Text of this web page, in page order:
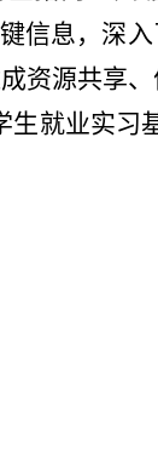
信息，深
资源共享
生就业实习